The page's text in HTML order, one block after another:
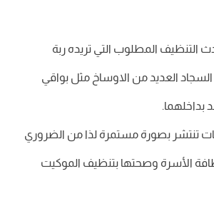
التنظيف المطلوب التي تريده ربة
العديد من الاوساخ مثل بواقي
بداخلهما.
تنتشر بصورة مستمرة لذا من الضروري
الأسرة وصحتها بتنظيف الموكيت